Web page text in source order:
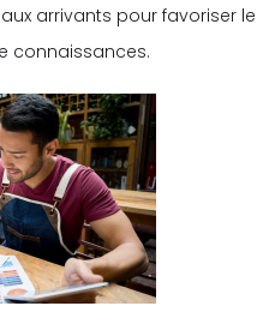
arrivants pour favoriser le
connaissances.